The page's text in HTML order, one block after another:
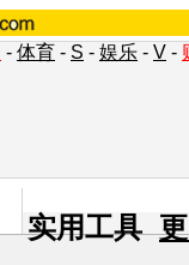
- 体育 - S - 娱乐 - V -
实用工具